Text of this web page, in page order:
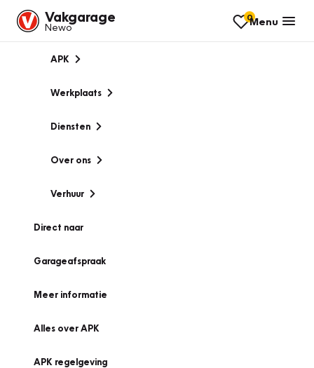
Vakgarage
Newo
0Menu
APK
Werkplaats
Diensten
Over ons
Verhuur
Direct naar
Garageafspraak
Meer informatie
Alles over APK
APK regelgeving